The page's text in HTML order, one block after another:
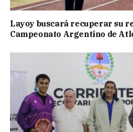
Layoy buscará recuperar su
Campeonato Argentino de